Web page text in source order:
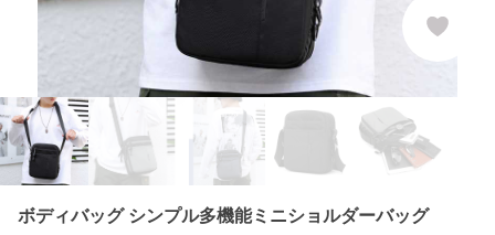
ボディバッグ シンプル多機能ミニショルダーバッグ